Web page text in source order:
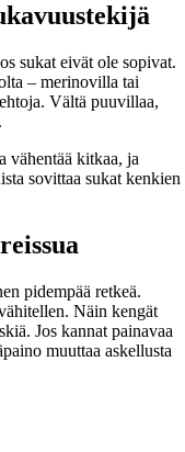
sukat eivät ole sopivat.
– merinovilla tai
Vältä puuvillaa,
vähentää kitkaa, ja
sovittaa sukat kenkien
pidempää retkeä.
Näin kengät
Jos kannat painavaa
muuttaa askellusta